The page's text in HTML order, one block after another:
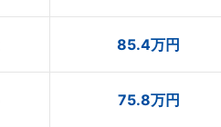
85.4万円
75.8万円